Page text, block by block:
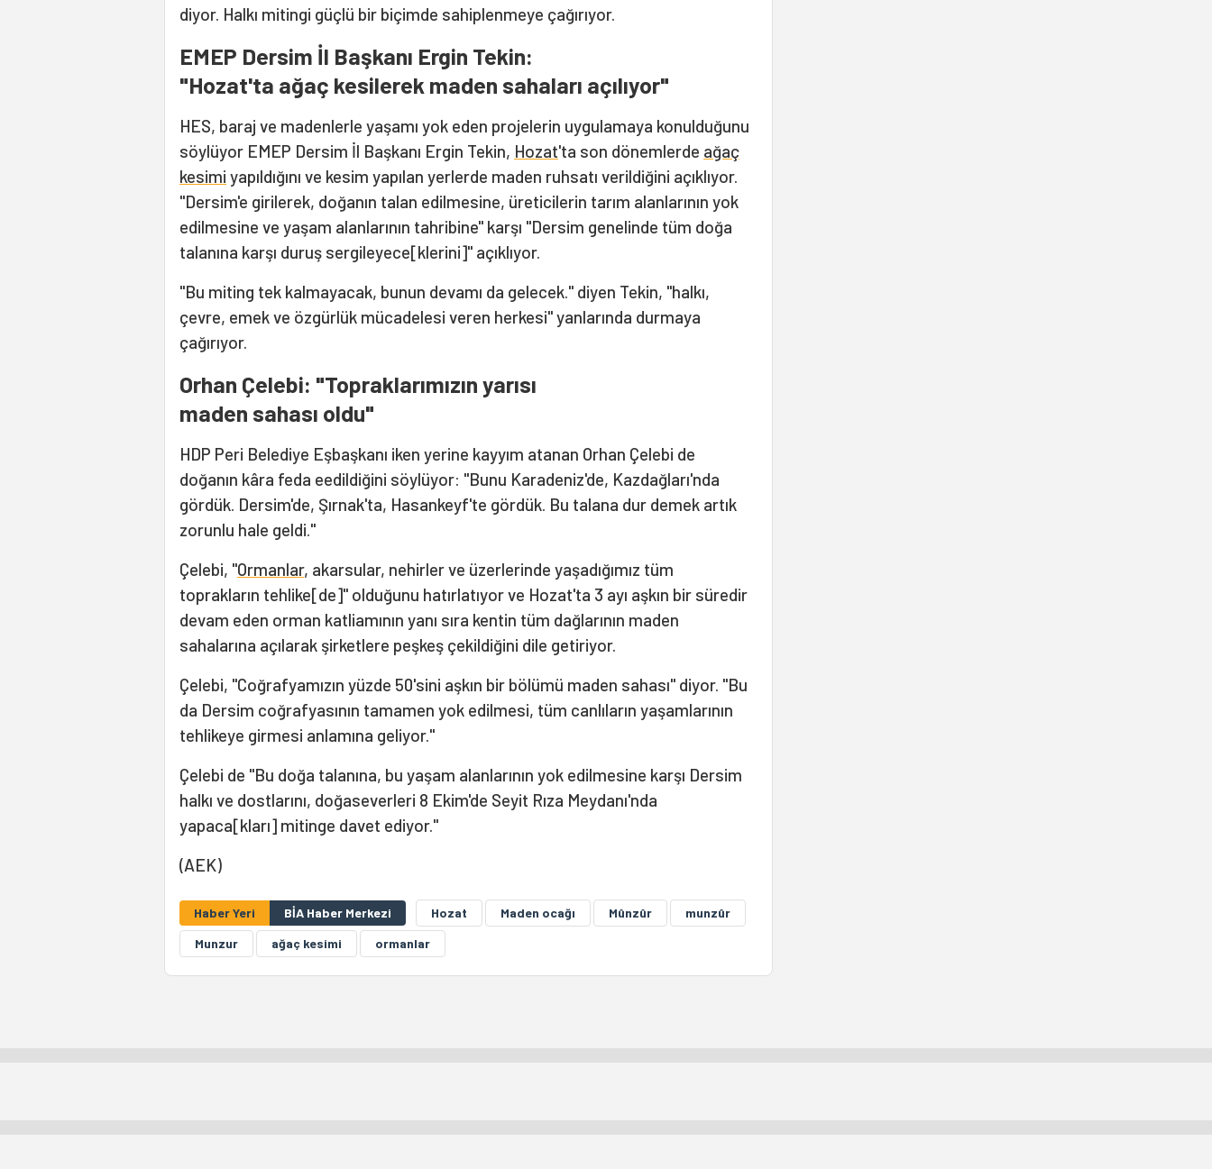
diyor. Halkı mitingi güçlü bir biçimde sahiplenmeye çağırıyor.
EMEP Dersim İl Başkanı Ergin Tekin:
"Hozat'ta ağaç kesilerek maden sahaları açılıyor"
HES, baraj ve madenlerle yaşamı yok eden projelerin uygulamaya konulduğunu
söylüyor EMEP Dersim İl Başkanı Ergin Tekin, Hozat'ta son dönemlerde ağaç
kesimi yapıldığını ve kesim yapılan yerlerde maden ruhsatı verildiğini açıklıyor.
"Dersim'e girilerek, doğanın talan edilmesine, üreticilerin tarım alanlarının yok
edilmesine ve yaşam alanlarının tahribine" karşı "Dersim genelinde tüm doğa
talanına karşı duruş sergileyece[klerini]" açıklıyor.
"Bu miting tek kalmayacak, bunun devamı da gelecek." diyen Tekin, "halkı,
çevre, emek ve özgürlük mücadelesi veren herkesi" yanlarında durmaya
çağırıyor.
Orhan Çelebi: "Topraklarımızın yarısı
maden sahası oldu"
HDP Peri Belediye Eşbaşkanı iken yerine kayyım atanan Orhan Çelebi de
doğanın kâra feda eedildiğini söylüyor: "Bunu Karadeniz'de, Kazdağları'nda
gördük. Dersim'de, Şırnak'ta, Hasankeyf'te gördük. Bu talana dur demek artık
zorunlu hale geldi."
Çelebi, "Ormanlar, akarsular, nehirler ve üzerlerinde yaşadığımız tüm
toprakların tehlike[de]" olduğunu hatırlatıyor ve Hozat'ta 3 ayı aşkın bir süredir
devam eden orman katliamının yanı sıra kentin tüm dağlarının maden
sahalarına açılarak şirketlere peşkeş çekildiğini dile getiriyor.
Çelebi, "Coğrafyamızın yüzde 50'sini aşkın bir bölümü maden sahası" diyor. "Bu
da Dersim coğrafyasının tamamen yok edilmesi, tüm canlıların yaşamlarının
tehlikeye girmesi anlamına geliyor."
Çelebi de "Bu doğa talanına, bu yaşam alanlarının yok edilmesine karşı Dersim
halkı ve dostlarını, doğaseverleri 8 Ekim'de Seyit Rıza Meydanı'nda
yapaca[kları] mitinge davet ediyor."
(AEK)
Haber Yeri BİA Haber Merkezi Hozat Maden ocağı Mûnzûr
munzûr
Munzur
ağaç kesimi ormanlar